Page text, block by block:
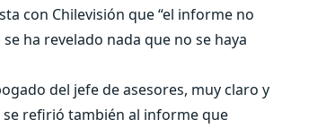
con Chilevisión que “el informe no
ha revelado nada que no se haya
del jefe de asesores, muy claro y
refirió también al informe que